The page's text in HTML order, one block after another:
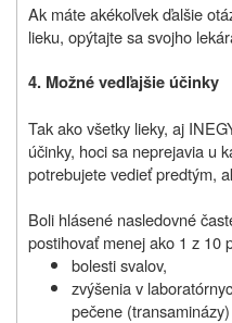
Ak máte akékoľvek ďalšie
lieku, opýtajte sa svojho
4. Možné vedľajšie účinky
Tak ako všetky lieky, aj
účinky, hoci sa neprejavia u
potrebujete vedieť predtým,
Boli hlásené nasledovné
postihovať menej ako 1 z 10
bolesti svalov,
zvýšenia v
pečene